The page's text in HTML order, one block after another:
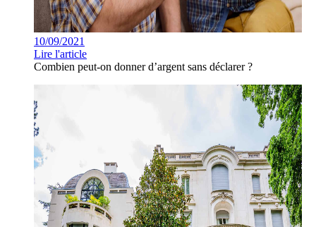
10/09/2021
Lire l'article
Combien peut-on donner d’argent sans déclarer ?